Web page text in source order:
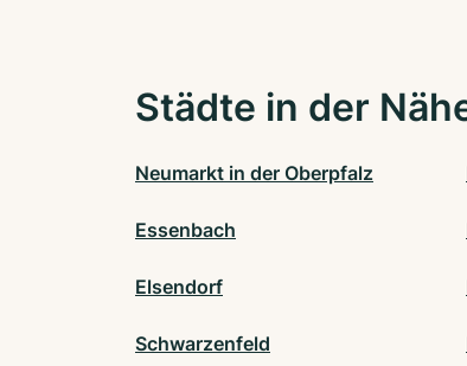
Städte in der
Neumarkt in der Oberpfalz
Essenbach
Elsendorf
Schwarzenfeld